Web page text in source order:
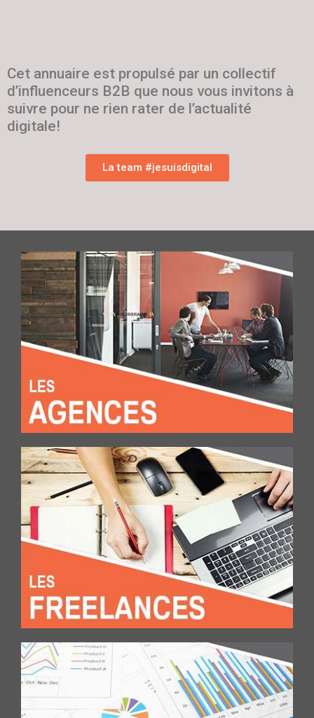
Cet annuaire est propulsé par un collectif
d’influenceurs B2B que nous vous invitons à
suivre pour ne rien rater de l’actualité
digitale!
La team #jesuisdigital